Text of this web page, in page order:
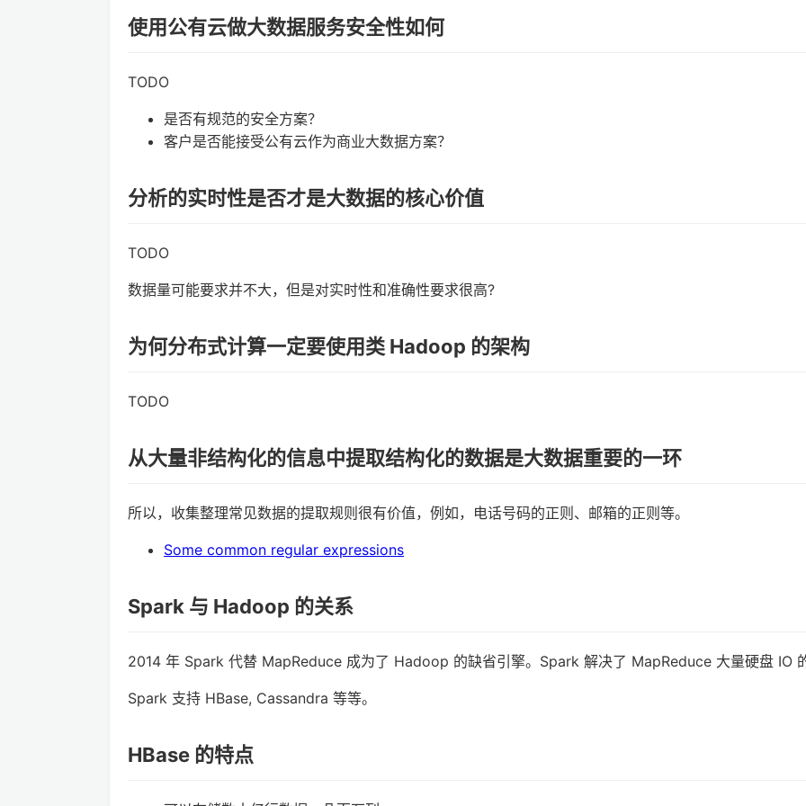
使用公有云做大数据服务安全性如何
TODO
是否有规范的安全方案？
客户是否能接受公有云作为商业大数据方案？
分析的实时性是否才是大数据的核心价值
TODO
数据量可能要求并不大，但是对实时性和准确性要求很高?
为何分布式计算一定要使用类 Hadoop 的架构
TODO
从大量非结构化的信息中提取结构化的数据是大数据重要的一环
所以，收集整理常见数据的提取规则很有价值，例如，电话号码的正则、邮箱的正则等。
Some common regular expressions
Spark 与 Hadoop 的关系
2014 年 Spark 代替 MapReduce 成为了 Hadoop 的缺省引擎。Spark 解决了 MapReduce 大量硬盘 IO 的
Spark 支持 HBase, Cassandra 等等。
HBase 的特点